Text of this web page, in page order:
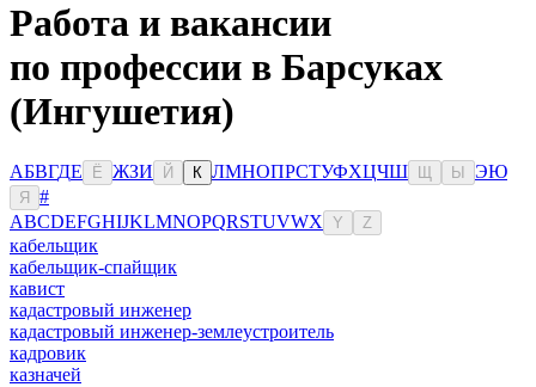
Работа и вакансии
по профессии в Барсуках
(Ингушетия)
АБВГДЕ Ё ЖЗИ Й К ЛМНОПРСТУФХЦЧШ Ы ЭЮ
Я
#
ABCDEFGHIJKLMNOPQRSTUVWX Y Z
кабельщик
кабельщик-спайщик
кавист
кадастровый инженер
кадастровый инженер-землеустроитель
кадровик
казначей